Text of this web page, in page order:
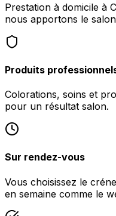
Prestation à domicile à
nous apportons le
Produits
Colorations, soins et
pour un résultat salon.
Sur rendez-vous
Vous choisissez le
en semaine comme le